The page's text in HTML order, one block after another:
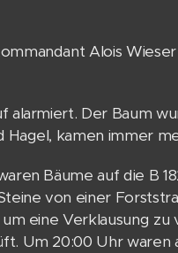
Alois
alarmiert. Der Baum
kamen immer
Bäume auf die B
von einer
eine Verklausung
Um 20:00 Uhr waren